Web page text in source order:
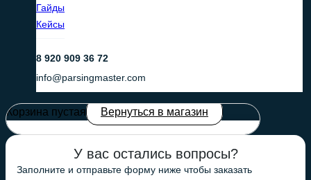
Гайды
Кейсы
8 920 909 36 72
info@parsingmaster.com
Корзина пустая Вернуться в магазин
У вас остались вопросы?
Заполните и отправьте форму ниже чтобы заказать